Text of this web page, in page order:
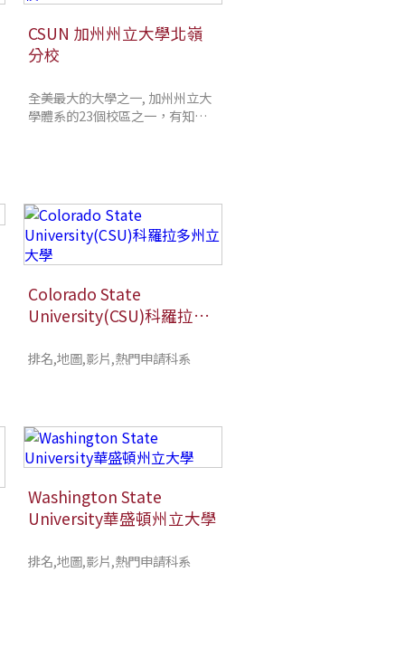
CSUN 加州州立大學北嶺
分校
全美最大的大學之一, 加州州立大
學體系的23個校區之一，有知名
Colorado State
University(CSU)科羅拉多
排名,地圖,影片,熱門申請科系
Washington State
University華盛頓州立大學
排名,地圖,影片,熱門申請科系